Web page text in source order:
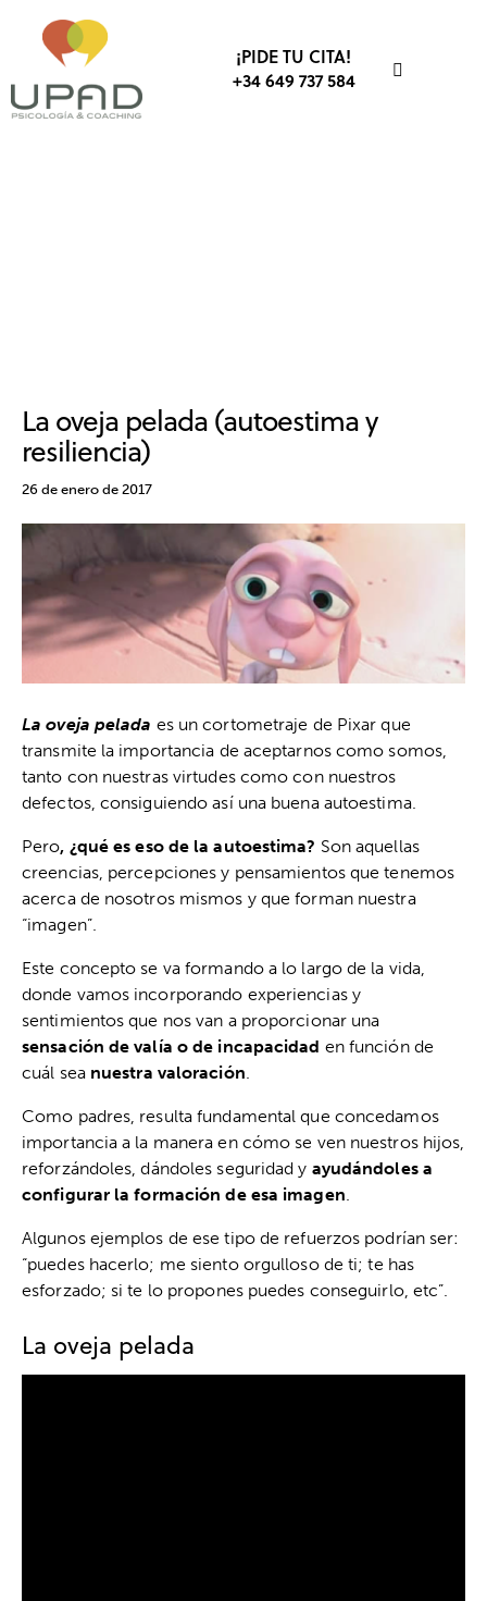
¡PIDE TU CITA!
+34 649 737 584
La oveja pelada (autoestima y
resiliencia)
26 de enero de 2017
La oveja pelada es un cortometraje de Pixar que
transmite la importancia de aceptarnos como somos,
tanto con nuestras virtudes como con nuestros
defectos, consiguiendo así una buena autoestima.
Pero, ¿qué es eso de la autoestima? Son aquellas
creencias, percepciones y pensamientos que tenemos
acerca de nosotros mismos y que forman nuestra
“imagen”.
Este concepto se va formando a lo largo de la vida,
donde vamos incorporando experiencias y
sentimientos que nos van a proporcionar una
sensación de valía o de incapacidad en función de
cuál sea nuestra valoración.
Como padres, resulta fundamental que concedamos
importancia a la manera en cómo se ven nuestros hijos,
reforzándoles, dándoles seguridad y ayudándoles a
configurar la formación de esa imagen.
Algunos ejemplos de ese tipo de refuerzos podrían ser:
“puedes hacerlo; me siento orgulloso de ti; te has
esforzado; si te lo propones puedes conseguirlo, etc”.
La oveja pelada